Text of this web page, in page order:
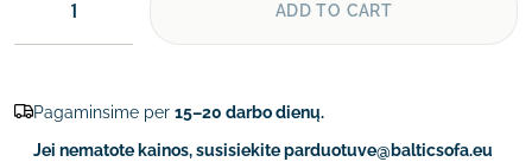
ADD TO CART
Pagaminsime per 15–20 darbo dienų.
Jei nematote kainos, susisiekite parduotuve@balticsofa.eu